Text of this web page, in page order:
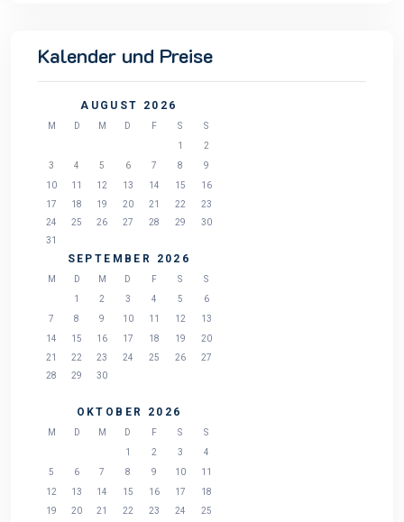
Kalender und Preise
AUGUST 2026
M D M D F S
S
1
2
3
4 5 6 7 8
9
10
11 12 13 14 15
16
17
18 19 20 21 22
23
24
25 26 27 28 29
30
31
SEPTEMBER 2026
M D M D F S
S
1
2 3 4 5
6
7
8 9 10 11 12
13
14
15 16 17 18 19
20
21
22 23 24 25 26
27
28
29 30
OKTOBER 2026
M D M D F S
S
1
2 3
4
5
6 7 8 9 10
11
12
13 14 15 16 17
18
19
20 21 22 23 24 25